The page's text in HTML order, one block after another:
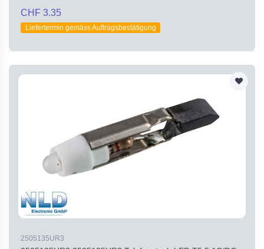
CHF 3.35
Liefertermin gemäss Auftragsbestätigung
2505135UR3